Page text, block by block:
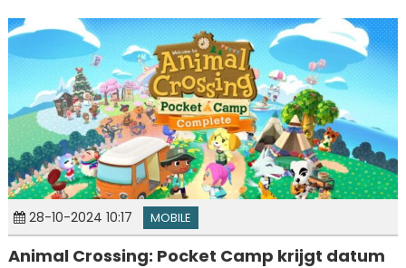
28-10-2024 10:17 MOBILE
Animal Crossing: Pocket Camp krijgt datum